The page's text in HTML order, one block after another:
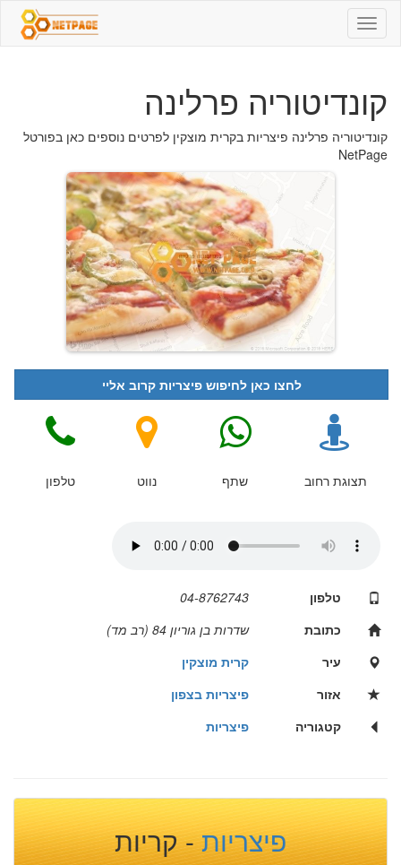
קונדיטוריה
פרלינה
8762743
-
פיצריות
קונדיטוריה פרלינה
קונדיטוריה פרלינה פיצריות בקרית מוצקין לפרטים נוספים כאן בפורטל
NetPage
לחצו כאן לחיפוש פיצריות קרוב אליי
תצוגת רחוב שתף נווט טלפון
טלפון
04-8762743
כתובת
שדרות בן גוריון 84 (רב מד)
עיר
קרית מוצקין
אזור
פיצריות בצפון
קטגוריה
פיצריות
פיצריות- קריות